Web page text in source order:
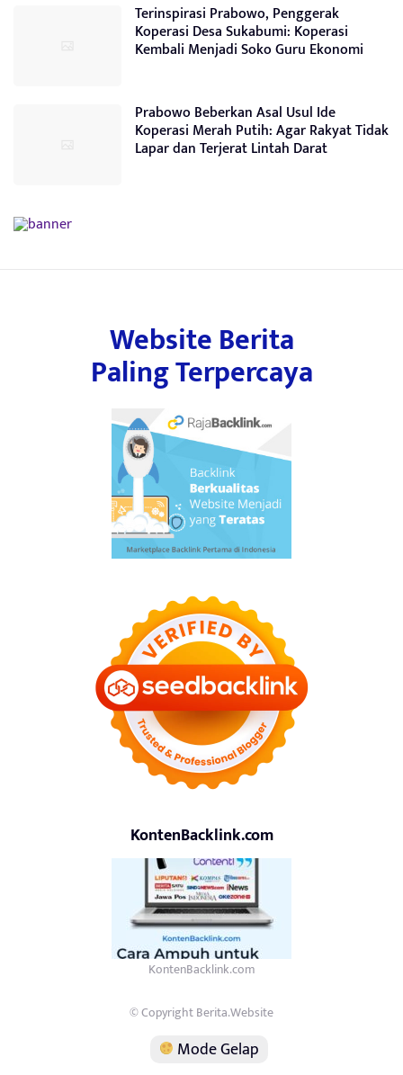
Terinspirasi Prabowo, Penggerak
Koperasi Desa Sukabumi: Koperasi
Kembali Menjadi Soko Guru Ekonomi
Prabowo Beberkan Asal Usul Ide
Koperasi Merah Putih: Agar Rakyat Tidak
Lapar dan Terjerat Lintah Darat
Website Berita
Paling Terpercaya
KontenBacklink.com
KontenBacklink.com
© Copyright Berita.Website
Mode Gelap